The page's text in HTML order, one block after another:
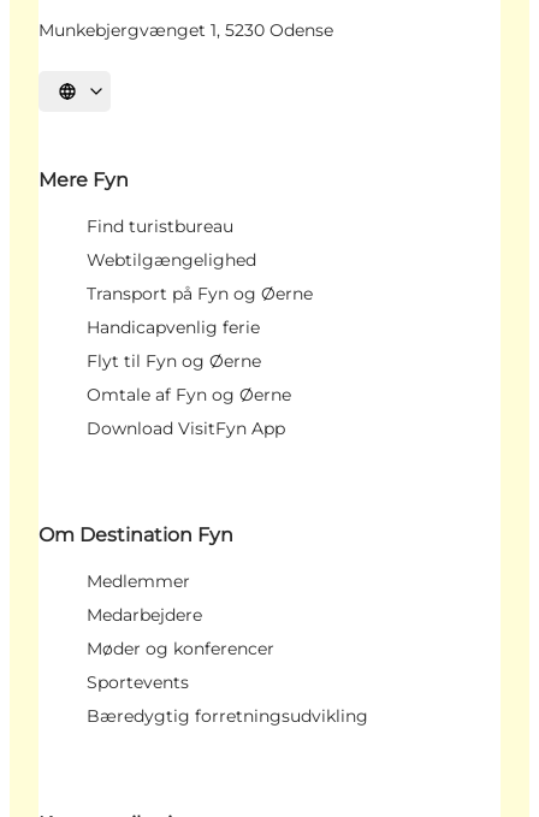
Munkebjergvænget 1, 5230 Odense
Vælg sprog
Mere Fyn
Find turistbureau
Webtilgængelighed
Transport på Fyn og Øerne
Handicapvenlig ferie
Flyt til Fyn og Øerne
Omtale af Fyn og Øerne
Download VisitFyn App
Om Destination Fyn
Medlemmer
Medarbejdere
Møder og konferencer
Sportevents
Bæredygtig forretningsudvikling